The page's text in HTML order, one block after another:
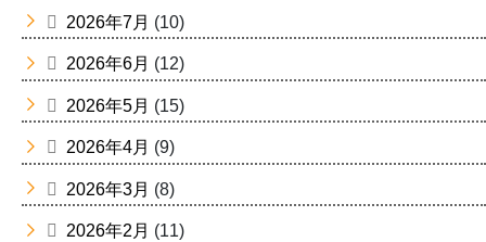
2026年7月 (10)
2026年6月 (12)
2026年5月 (15)
2026年4月 (9)
2026年3月 (8)
2026年2月 (11)